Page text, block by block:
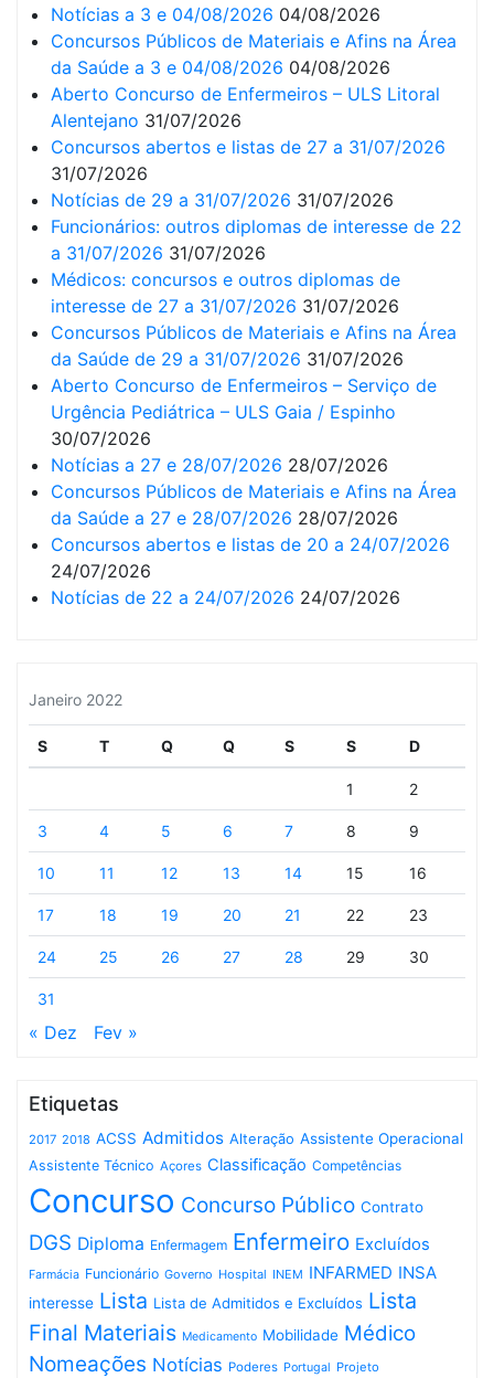
Notícias a 3 e 04/08/2026 04/08/2026
Concursos Públicos de Materiais e Afins na Área
da Saúde a 3 e 04/08/2026 04/08/2026
Aberto Concurso de Enfermeiros – ULS Litoral
Alentejano 31/07/2026
Concursos abertos e listas de 27 a 31/07/2026
31/07/2026
Notícias de 29 a 31/07/2026 31/07/2026
Funcionários: outros diplomas de interesse de 22
a 31/07/2026 31/07/2026
Médicos: concursos e outros diplomas de
interesse de 27 a 31/07/2026 31/07/2026
Concursos Públicos de Materiais e Afins na Área
da Saúde de 29 a 31/07/2026 31/07/2026
Aberto Concurso de Enfermeiros – Serviço de
Urgência Pediátrica – ULS Gaia / Espinho
30/07/2026
Notícias a 27 e 28/07/2026 28/07/2026
Concursos Públicos de Materiais e Afins na Área
da Saúde a 27 e 28/07/2026 28/07/2026
Concursos abertos e listas de 20 a 24/07/2026
24/07/2026
Notícias de 22 a 24/07/2026 24/07/2026
Janeiro 2022
S T Q Q S S D
1 2
3 4 5 6 7 8 9
10 11 12 13 14 15 16
17 18 19 20 21 22 23
24 25 26 27 28 29 30
31
« Dez Fev »
Etiquetas
2017 2018 ACSS Admitidos Alteração Assistente Operacional
Assistente Técnico Açores Classificação Competências
Concurso Concurso Público Contrato
DGS Diploma Enfermagem Enfermeiro Excluídos
Farmácia Funcionário Governo Hospital INEM INFARMED INSA
interesse Lista Lista de Admitidos e Excluídos Lista
Final Materiais Medicamento Mobilidade Médico
Nomeações Notícias Poderes Portugal Projeto